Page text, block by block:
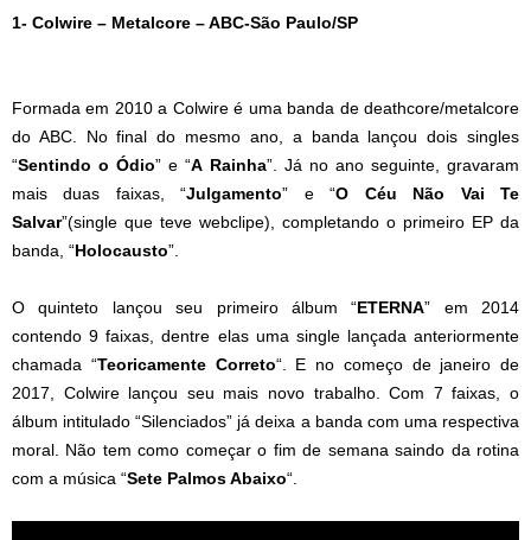
1- Colwire – Metalcore – ABC-São Paulo/SP
Formada em 2010 a Colwire é uma banda de deathcore/metalcore
do ABC. No final do mesmo ano, a banda lançou dois singles
“Sentindo o Ódio” e “A Rainha”. Já no ano seguinte, gravaram
mais duas faixas, “Julgamento” e “O Céu Não Vai Te
Salvar”(single que teve webclipe), completando o primeiro EP da
banda, “Holocausto”.
O quinteto lançou seu primeiro álbum “ETERNA” em 2014
contendo 9 faixas, dentre elas uma single lançada anteriormente
chamada “Teoricamente Correto“. E no começo de janeiro de
2017, Colwire lançou seu mais novo trabalho. Com 7 faixas, o
álbum intitulado “Silenciados” já deixa a banda com uma respectiva
moral. Não tem como começar o fim de semana saindo da rotina
com a música “Sete Palmos Abaixo“.